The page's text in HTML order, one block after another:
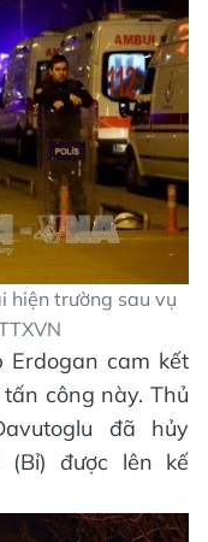
hiện trường sau vụ
Erdogan cam kết
công này. Thủ
đã hủy
(Bỉ) được lên kế